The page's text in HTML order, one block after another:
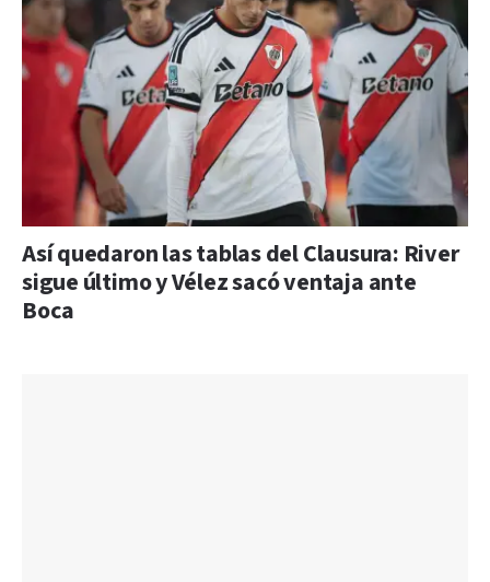
Así quedaron las tablas del Clausura: River
sigue último y Vélez sacó ventaja ante
Boca